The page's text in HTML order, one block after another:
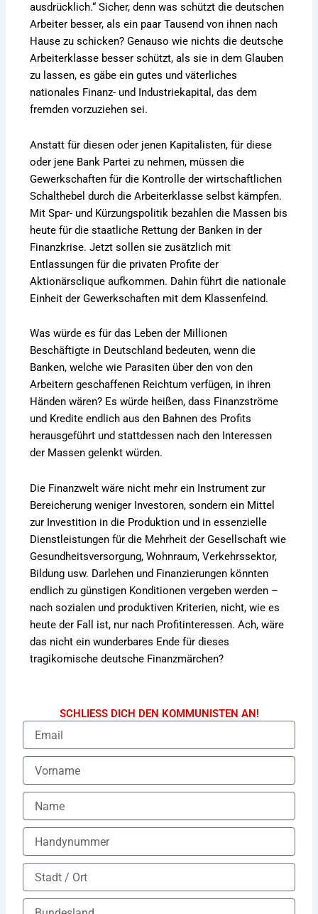
ausdrücklich.“ Sicher, denn was schützt die deutschen
Arbeiter besser, als ein paar Tausend von ihnen nach
Hause zu schicken? Genauso wie nichts die deutsche
Arbeiterklasse besser schützt, als sie in dem Glauben
zu lassen, es gäbe ein gutes und väterliches
nationales Finanz- und Industriekapital, das dem
fremden vorzuziehen sei.
Anstatt für diesen oder jenen Kapitalisten, für diese
oder jene Bank Partei zu nehmen, müssen die
Gewerkschaften für die Kontrolle der wirtschaftlichen
Schalthebel durch die Arbeiterklasse selbst kämpfen.
Mit Spar- und Kürzungspolitik bezahlen die Massen bis
heute für die staatliche Rettung der Banken in der
Finanzkrise. Jetzt sollen sie zusätzlich mit
Entlassungen für die privaten Profite der
Aktionärsclique aufkommen. Dahin führt die nationale
Einheit der Gewerkschaften mit dem Klassenfeind.
Was würde es für das Leben der Millionen
Beschäftigte in Deutschland bedeuten, wenn die
Banken, welche wie Parasiten über den von den
Arbeitern geschaffenen Reichtum verfügen, in ihren
Händen wären? Es würde heißen, dass Finanzströme
und Kredite endlich aus den Bahnen des Profits
herausgeführt und stattdessen nach den Interessen
der Massen gelenkt würden.
Die Finanzwelt wäre nicht mehr ein Instrument zur
Bereicherung weniger Investoren, sondern ein Mittel
zur Investition in die Produktion und in essenzielle
Dienstleistungen für die Mehrheit der Gesellschaft wie
Gesundheitsversorgung, Wohnraum, Verkehrssektor,
Bildung usw. Darlehen und Finanzierungen könnten
endlich zu günstigen Konditionen vergeben werden –
nach sozialen und produktiven Kriterien, nicht, wie es
heute der Fall ist, nur nach Profitinteressen. Ach, wäre
das nicht ein wunderbares Ende für dieses
tragikomische deutsche Finanzmärchen?
SCHLIESS DICH DEN KOMMUNISTEN AN!